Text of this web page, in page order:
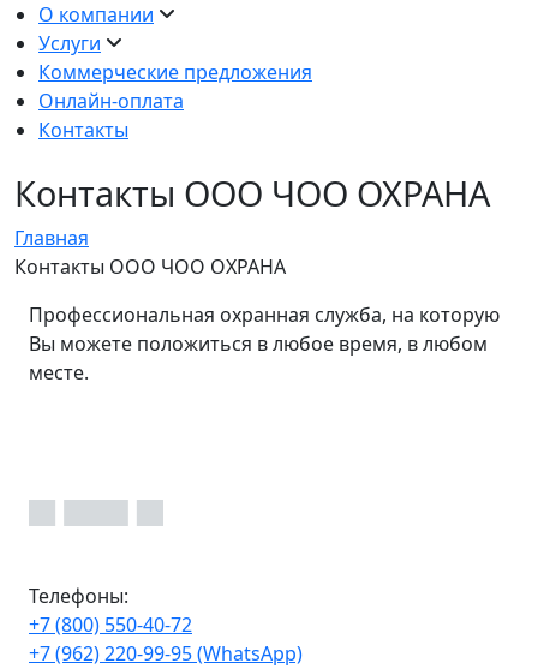
О компании
Услуги
Коммерческие предложения
Онлайн-оплата
Контакты
Контакты ООО ЧОО ОХРАНА
Главная
Контакты ООО ЧОО ОХРАНА
Профессиональная охранная служба, на которую
Вы можете положиться в любое время, в любом
месте.
Телефоны:
+7 (800) 550-40-72
+7 (962) 220-99-95 (WhatsApp)